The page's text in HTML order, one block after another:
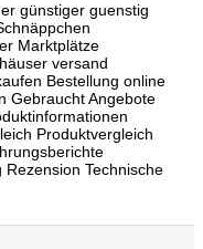
günstiger guenstig
Marktplätze
versand
Bestellung online
Gebraucht Angebote
Produktvergleich
Technische